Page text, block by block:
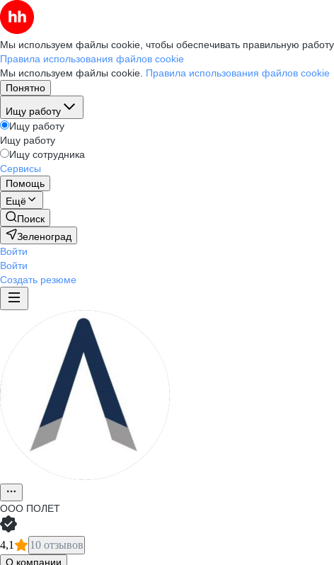
Мы используем файлы cookie, чтобы обеспечивать правильную
Правила использования файлов cookie
Мы используем файлы cookie. Правила использования файлов cookie
Понятно
Ищу работу
Ищу работу
Ищу работу
Ищу сотрудника
Сервисы
Помощь
Ещё
Поиск
Зеленоград
Войти
Войти
Создать резюме
ООО ПОЛЕТ
4,1 10 отзывов
О компании